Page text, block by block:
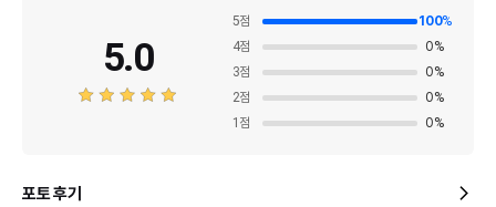
5.0
5점 100%
4점 0%
3점 0%
2점 0%
1 점 0%
포토 후기